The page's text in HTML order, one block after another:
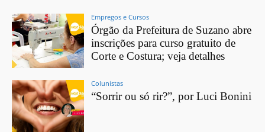
Empregos e Cursos
Órgão da Prefeitura de Suzano abre
inscrições para curso gratuito de
Corte e Costura; veja detalhes
Colunistas
“Sorrir ou só rir?”, por Luci Bonini